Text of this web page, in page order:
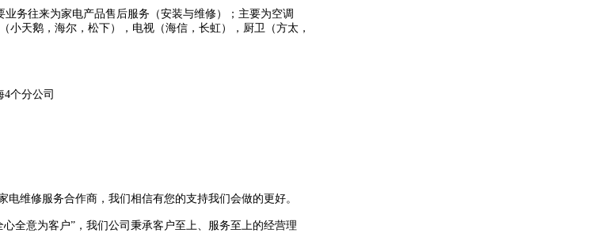
业务往来为家电产品售后服务（安装与维修）；主要为空调
小天鹅，海尔，松下），电视（海信，长虹），厨卫（方太，
个分公司
维修服务合作商，我们相信有您的支持我们会做的更好。
全意为客户”，我们公司秉承客户至上、服务至上的经营理